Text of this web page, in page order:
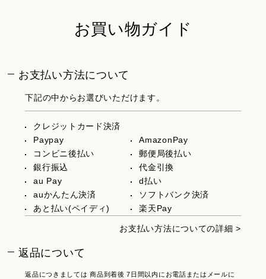
お買い物ガイド
お支払い方法について
下記の中からお選びいただけます。
クレジットカード決済
Paypay
AmazonPay
コンビニ後払い
郵便局後払い
銀行振込
代金引換
au Pay
d払い
auかんたん決済
ソフトバンク決済
あと払い(ペイディ)
楽天Pay
お支払い方法についての詳細 >
返品について
返品につきましては 商品到着後 7日間以内にお電話またはメールに